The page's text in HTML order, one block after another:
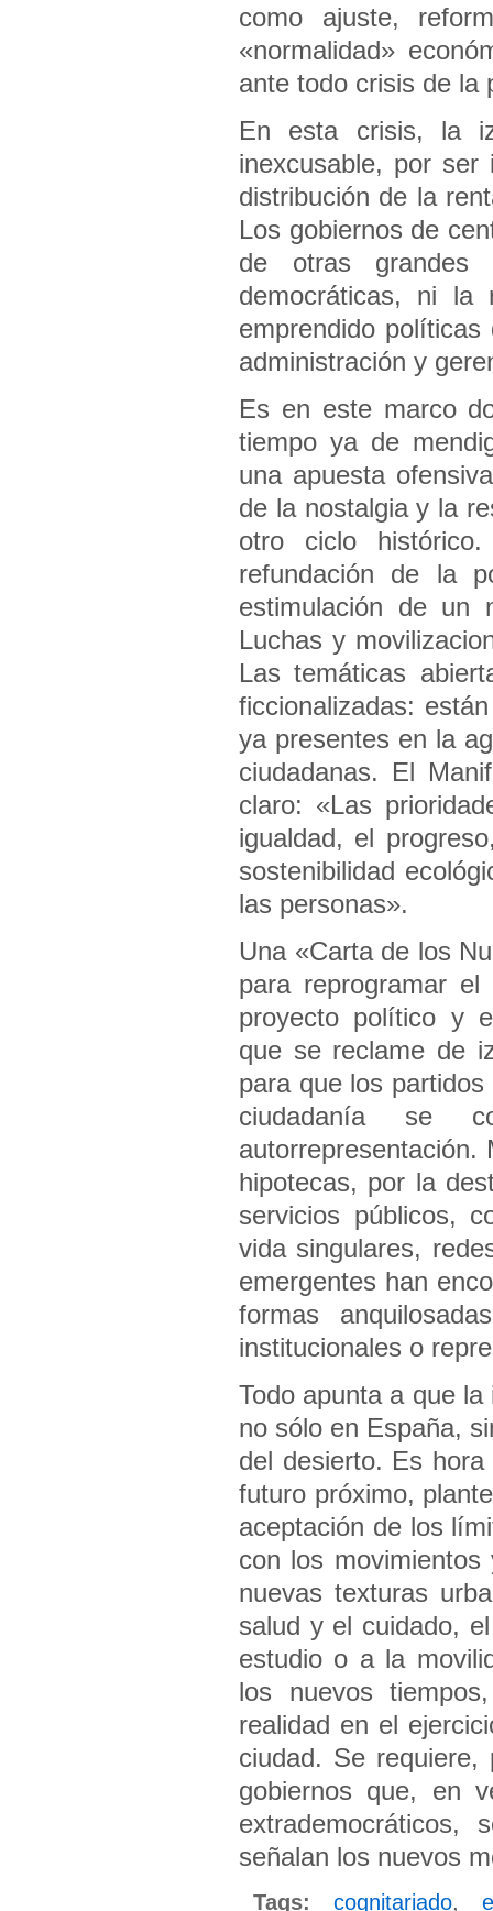
como ajuste,
«normalidad»
ante todo crisis de la
En esta crisis, la
inexcusable, por ser
distribución de la
Los gobiernos de
de otras grandes
democráticas, ni la
emprendido
administración y
Es en este marco
tiempo ya de
una apuesta
de la nostalgia y la
otro ciclo
refundación de la
estimulación de un
Luchas y
Las temáticas
ficcionalizadas:
ya presentes en la
ciudadanas. El
claro: «Las
igualdad, el
sostenibilidad
las personas».
Una «Carta de los
para reprogramar
proyecto político y
que se reclame de
para que los
ciudadanía se
autorrepresentación.
hipotecas, por la
servicios públicos,
vida singulares,
emergentes han
formas
institucionales o
Todo apunta a que
no sólo en España,
del desierto. Es
futuro próximo,
aceptación de los
con los
nuevas texturas
salud y el cuidado,
estudio o a la
los nuevos
realidad en el
ciudad. Se requiere,
gobiernos que, en
señalan los nuevos
Tags: cognitariado,